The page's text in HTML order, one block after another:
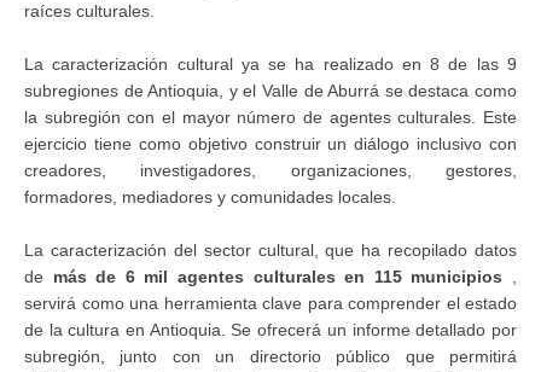
raíces culturales.
La caracterización cultural ya se ha realizado en 8 de las 9
subregiones de Antioquia, y el Valle de Aburrá se destaca como
la subregión con el mayor número de agentes culturales. Este
ejercicio tiene como objetivo construir un diálogo inclusivo con
creadores, investigadores, organizaciones, gestores,
formadores, mediadores y comunidades locales.
La caracterización del sector cultural, que ha recopilado datos
de más de 6 mil agentes culturales en 115 municipios ,
servirá como una herramienta clave para comprender el estado
de la cultura en Antioquia. Se ofrecerá un informe detallado por
subregión, junto con un directorio público que permitirá